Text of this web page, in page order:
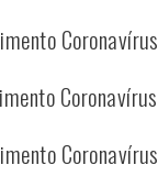
Coronavírus
Coronavírus
Coronavírus